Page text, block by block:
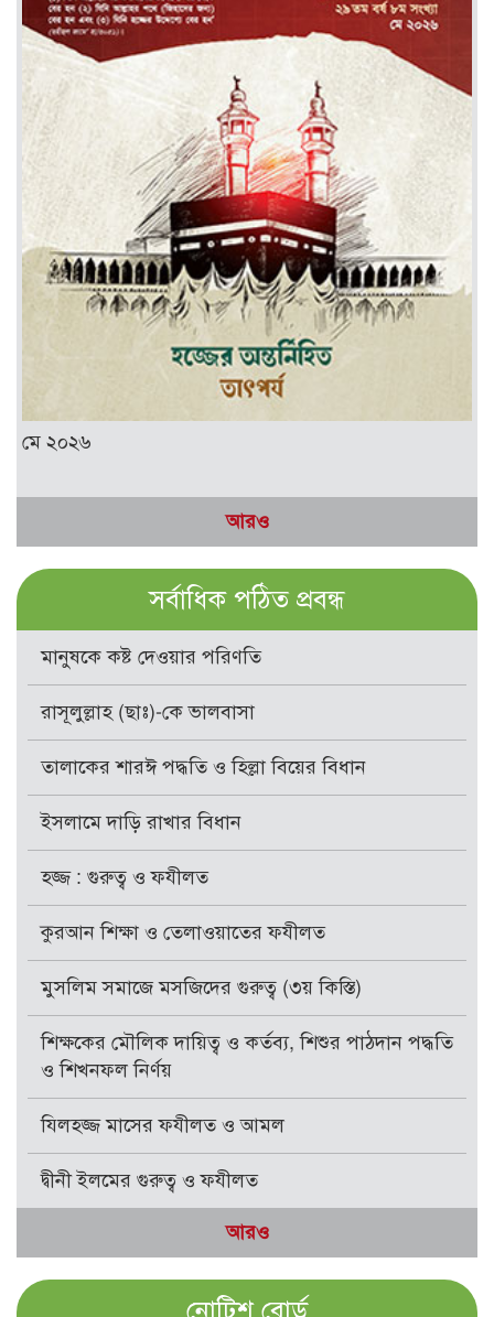
মে ২০২৬
আরও
সর্বাধিক পঠিত প্রবন্ধ
মানুষকে কষ্ট দেওয়ার পরিণতি
রাসূলুল্লাহ (ছাঃ)-কে ভালবাসা
তালাকের শারঈ পদ্ধতি ও হিল্লা বিয়ের বিধান
ইসলামে দাড়ি রাখার বিধান
হজ্জ : গুরুত্ব ও ফযীলত
কুরআন শিক্ষা ও তেলাওয়াতের ফযীলত
মুসলিম সমাজে মসজিদের গুরুত্ব (৩য় কিস্তি)
শিক্ষকের মৌলিক দায়িত্ব ও কর্তব্য, শিশুর পাঠদান পদ্ধতি
ও শিখনফল নির্ণয়
যিলহজ্জ মাসের ফযীলত ও আমল
দ্বীনী ইলমের গুরুত্ব ও ফযীলত
আরও
নোটিশ বোর্ড